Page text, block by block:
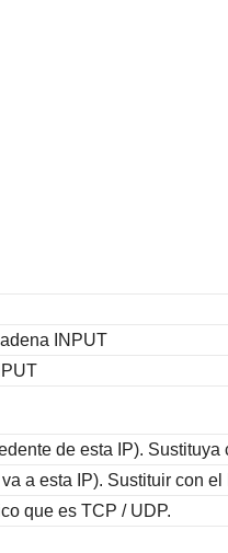
INPUT
de esta IP).
a esta IP). Sustituir con el
que es TCP / UDP.